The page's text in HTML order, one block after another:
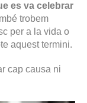
es va celebrar
trobem
per a la vida o
aquest termini.
cap causa ni